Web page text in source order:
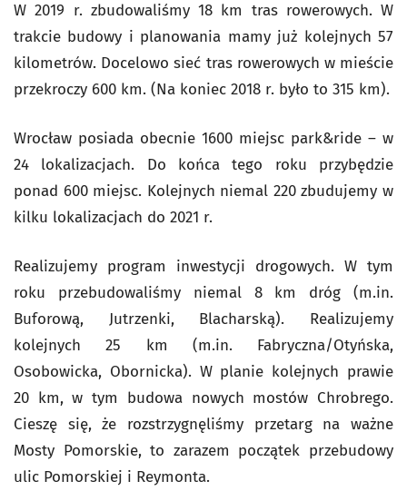
W 2019 r. zbudowaliśmy 18 km tras rowerowych. W
trakcie budowy i planowania mamy już kolejnych 57
kilometrów. Docelowo sieć tras rowerowych w mieście
przekroczy 600 km. (Na koniec 2018 r. było to 315 km).
Wrocław posiada obecnie 1600 miejsc park&ride – w
24 lokalizacjach. Do końca tego roku przybędzie
ponad 600 miejsc. Kolejnych niemal 220 zbudujemy w
kilku lokalizacjach do 2021 r.
Realizujemy program inwestycji drogowych. W tym
roku przebudowaliśmy niemal 8 km dróg (m.in.
Buforową, Jutrzenki, Blacharską). Realizujemy
kolejnych 25 km (m.in. Fabryczna/Otyńska,
Osobowicka, Obornicka). W planie kolejnych prawie
20 km, w tym budowa nowych mostów Chrobrego.
Cieszę się, że rozstrzygnęliśmy przetarg na ważne
Mosty Pomorskie, to zarazem początek przebudowy
ulic Pomorskiej i Reymonta.